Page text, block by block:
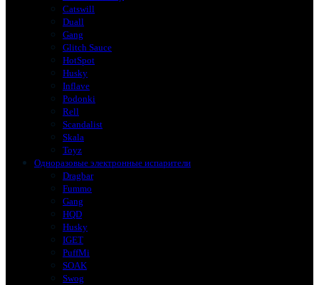
Catswill
Duall
Gang
Glitch Sauce
HotSpot
Husky
Inflave
Podonki
Rell
Scandalist
Skala
Toyz
Одноразовые электронные испарители
Dragbar
Fummo
Gang
HQD
Husky
IGET
PuffMi
SOAK
Swog